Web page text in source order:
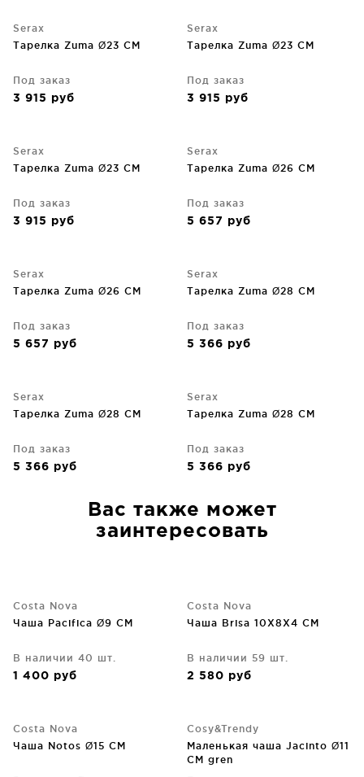
Serax
Тарелка Zuma Ø23 CM
Под заказ
3 915 руб
Serax
Тарелка Zuma Ø23 CM
Под заказ
3 915 руб
Serax
Тарелка Zuma Ø23 CM
Под заказ
3 915 руб
Serax
Тарелка Zuma Ø26 CM
Под заказ
5 657 руб
Serax
Тарелка Zuma Ø26 CM
Под заказ
5 657 руб
Serax
Тарелка Zuma Ø28 CM
Под заказ
5 366 руб
Serax
Тарелка Zuma Ø28 CM
Под заказ
5 366 руб
Serax
Тарелка Zuma Ø28 CM
Под заказ
5 366 руб
Вас также может
заинтересовать
Costa Nova
Чаша Pacifica Ø9 CM
В наличии 40 шт.
1 400 руб
Costa Nova
Чаша Brisa 10X8X4 CM
В наличии 59 шт.
2 580 руб
Costa Nova
Чаша Notos Ø15 CM
Cosy&Trendy
Маленькая чаша Jacinto Ø11
CM gren